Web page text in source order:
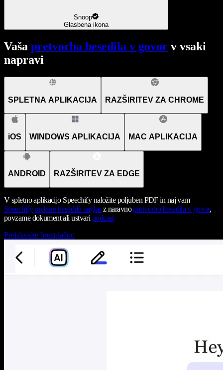
Snoop
Glasbena ikona
Vaša pretvorba besedila v govor v vsaki
napravi
SPLETNA APLIKACIJA RAZŠIRITEV ZA CHROME
iOS WINDOWS APLIKACIJA MAC APLIKACIJA
ANDROID RAZŠIRITEV ZA EDGE
V spletno aplikacijo Speechify naložite poljuben PDF in naj vam
Speechify prebere besedilo naglasz naravnopretvorbo besedila v govor,
povzame dokument ali ustvari podcast
Preizkusite brezplačno